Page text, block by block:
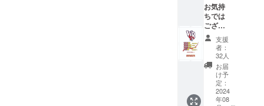
お気持
ちでは
ござい
ます
が、
メール
又は郵
送にて
御礼の
メッ
セージ
支援
者：
32人
お届
け予
定：
2024
年08